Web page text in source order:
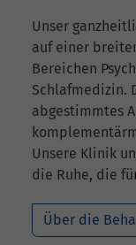
Unser
auf einer
Bereichen
Schlafmedizin.
abgestimmtes
Unsere Klinik
die Ruhe, die
Über die